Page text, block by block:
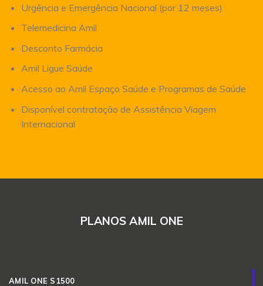
Urgência e Emergência Nacional (por 12 meses)
Telemedicina Amil
Desconto Farmácia
Amil Ligue Saúde
Acesso ao Amil Espaço Saúde e Programas de Saúde
Disponível contratação de Assistência Viagem
Internacional
PLANOS AMIL ONE
AMIL ONE S1500